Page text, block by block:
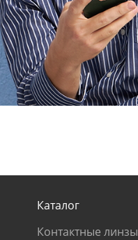
Каталог
Контактные линзы